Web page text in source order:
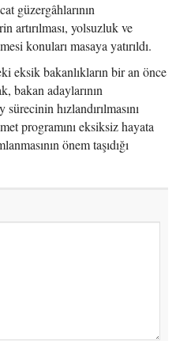
güzergâhlarının
artırılması, yolsuzluk ve
konuları masaya yatırıldı.
eksik bakanlıkların bir an önce
bakan adaylarının
hızlandırılmasını
programını eksiksiz hayata
önem taşıdığı